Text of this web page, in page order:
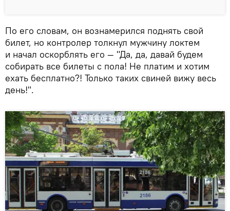
По его словам, он вознамерился поднять свой
билет, но контролер толкнул мужчину локтем
и начал оскорблять его — "Да, да, давай будем
собирать все билеты с пола! Не платим и хотим
ехать бесплатно?! Только таких свиней вижу весь
день!".